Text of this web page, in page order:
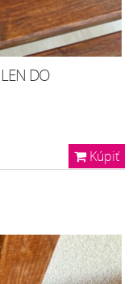
DO
Kúpiť